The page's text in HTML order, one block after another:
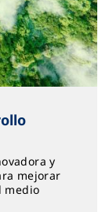
y
mejorar
medio